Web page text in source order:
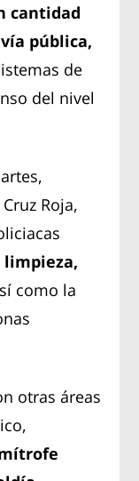
cantidad
pública,
de
del nivel
Roja,
limpieza,
como la
otras áreas